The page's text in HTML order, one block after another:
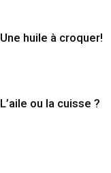
Une huile à croquer!
L’aile ou la cuisse ?